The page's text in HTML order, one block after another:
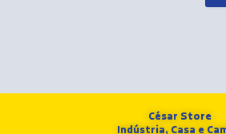
César Store
Indústria, Casa e